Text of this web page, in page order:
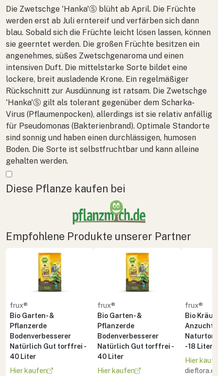
Die Zwetschge 'Hanka'Ⓢ blüht ab April. Die Früchte
werden erst ab Juli erntereif und verfärben sich dann
blau. Sobald sich die Früchte leicht lösen lassen, können
sie geerntet werden. Die großen Früchte besitzen ein
angenehmes, süßes Zwetschgenaroma und einen
intensiven Duft. Die mittelstarke Sorte bildet eine
lockere, breit ausladende Krone. Ein regelmäßiger
Rückschnitt zur Ausdünnung ist ratsam. Die Zwetschge
'Hanka'Ⓢ gilt als tolerant gegenüber dem Scharka-
Virus (Pflaumenpocken), allerdings ist sie relativ anfällig
für Pseudomonas (Bakterienbrand). Optimale Standorte
sind sonnig und haben einen durchlässigen, humosen
Boden. Die Sorte ist selbstfruchtbar und kann alleine
gehalten werden.
Mehr anzeigen
Diese Pflanze kaufen bei
Empfohlene Produkte unserer Partner
frux®
Bio Garten- &
Pflanzerde
Bodenverbesserer
Natürlich Gut torffrei -
40 Liter
Hier kaufen
frux®
Bio Garten- &
Pflanzerde
Bodenverbesserer
Natürlich Gut torffrei -
40 Liter
Hier kaufen
frux®
Bio
Naturton
- 18 Liter
Hier
dieflora.eu